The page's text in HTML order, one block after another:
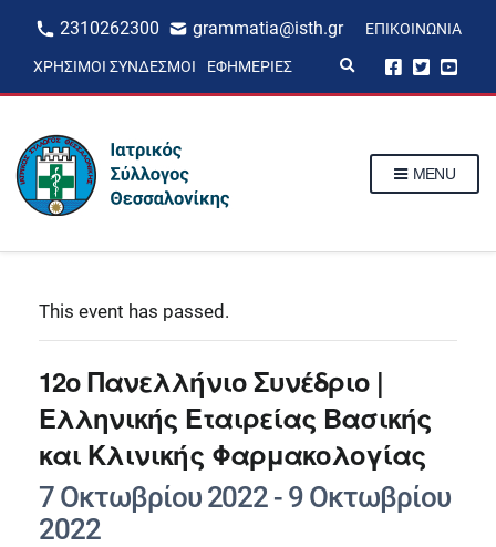
2310262300 grammatia@isth.gr ΕΠΙΚΟΙΝΩΝΊΑ
ΧΡΉΣΙΜΟΙ ΣΎΝΔΕΣΜΟΙ ΕΦΗΜΕΡΊΕΣ
p
MENU
This event has passed.
12ο Πανελλήνιο Συνέδριο |
Ελληνικής Εταιρείας Βασικής
και Κλινικής Φαρμακολογίας
7 Οκτωβρίου 2022 - 9 Οκτωβρίου
2022